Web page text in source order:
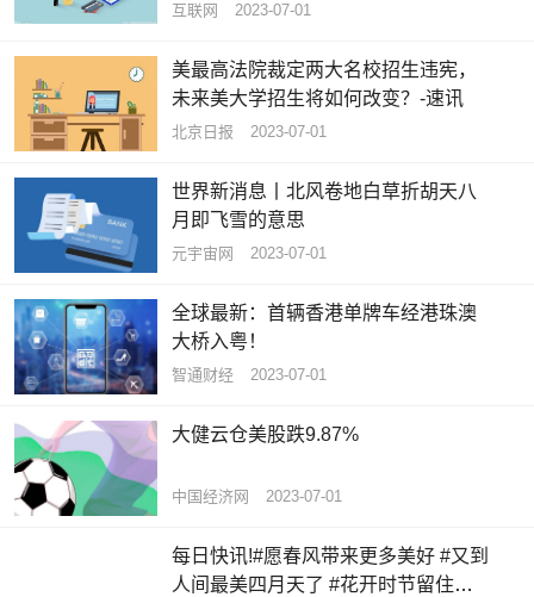
互联网 2023-07-01
美最高法院裁定两大名校招生违宪，
未来美大学招生将如何改变？-速讯
北京日报 2023-07-01
世界新消息丨北风卷地白草折胡天八
月即飞雪的意思
元宇宙网 2023-07-01
全球最新：首辆香港单牌车经港珠澳
大桥入粤！
智通财经 2023-07-01
大健云仓美股跌9.87%
中国经济网 2023-07-01
每日快讯!#愿春风带来更多美好 #又到
人间最美四月天了 #花开时节留住美